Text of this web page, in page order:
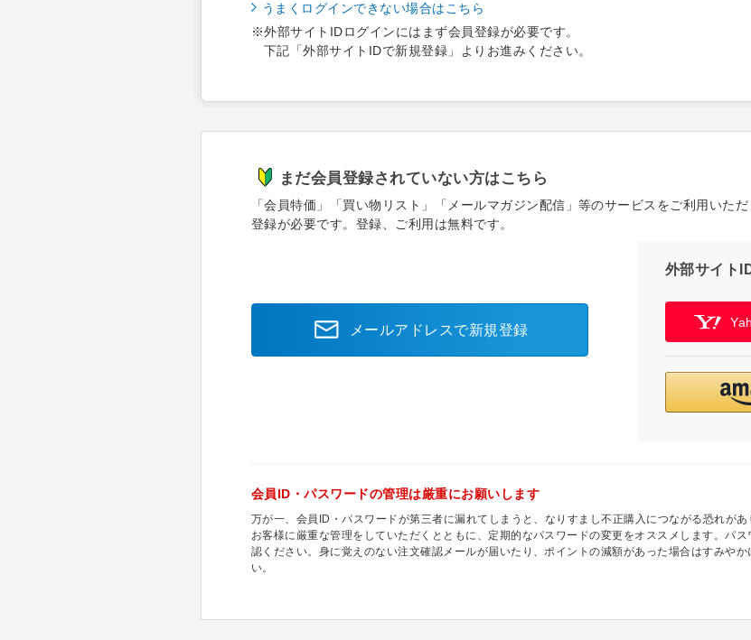
うまくログインできない場合はこちら
※外部サイトIDログインにはまず会員登録が必要です。
下記「外部サイトIDで新規登録」よりお進みください。
まだ会員登録されていない方はこちら
「会員特価」「買い物リスト」「メールマガジン配信」等のサービスをご利用いた
登録が必要です。登録、ご利用は無料です。
メールアドレスで新規登録
外部サイト
会員ID・パスワードの管理は厳重にお願いします
万が一、会員ID・パスワードが第三者に漏れてしまうと、なりすまし不正購入につながる恐れがあ
お客様に厳重な管理をしていただくとともに、定期的なパスワードの変更をオススメします。パス
認ください。身に覚えのない注文確認メールが届いたり、ポイントの減額があった場合はすみや
い。